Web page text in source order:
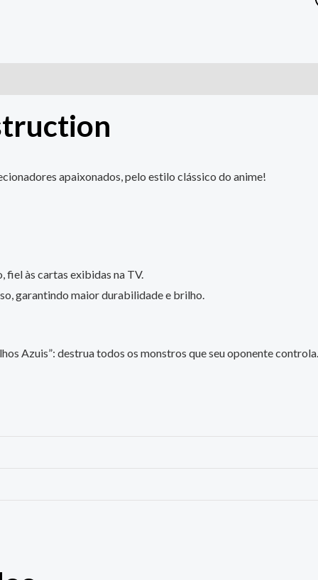
apaixonados, pelo estilo clássico do anime!
fiel às cartas exibidas na TV.
garantindo maior durabilidade e brilho.
Azuis”: destrua todos os monstros que seu oponente